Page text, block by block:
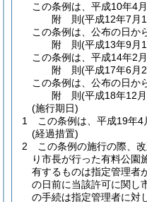
この条例は、平成10年4
附 則(平成12年7月
この条例は、公布の日か
附 則(平成13年9月
この条例は、平成14年2
附 則(平成17年6月
この条例は、公布の日か
附 則(平成18年12
(施行期日)
1
この条例は、平成19年4
(経過措置)
2
この条例の施行の際、
り市長が行った有料公園
有するものは指定管理者
の日前に当該許可に関し
の手続は指定管理者に対